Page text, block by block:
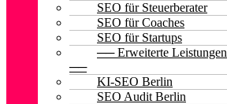
SEO für Steuerberater
SEO für Coaches
SEO für Startups
── Erweiterte Leistungen
──
KI-SEO Berlin
SEO Audit Berlin